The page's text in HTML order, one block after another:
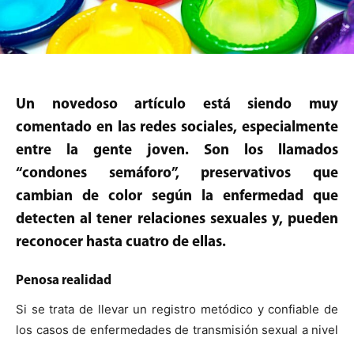
Un novedoso artículo está siendo muy
comentado en las redes sociales, especialmente
entre la gente joven. Son los llamados
“condones semáforo”, preservativos que
cambian de color según la enfermedad que
detecten al tener relaciones sexuales y, pueden
reconocer hasta cuatro de ellas.
Penosa realidad
Si se trata de llevar un registro metódico y confiable de
los casos de enfermedades de transmisión sexual a nivel